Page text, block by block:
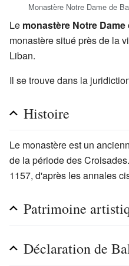
Monastère Notre Dame de
Le monastère Notre Dame
monastère situé près de la
Liban.
Il se trouve dans la
Histoire
Le monastère est un
de la période des
1157, d'après les annales
Patrimoine
Déclaration de